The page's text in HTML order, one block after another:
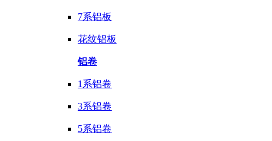
7系铝板
花纹铝板
铝卷
1系铝卷
3系铝卷
5系铝卷